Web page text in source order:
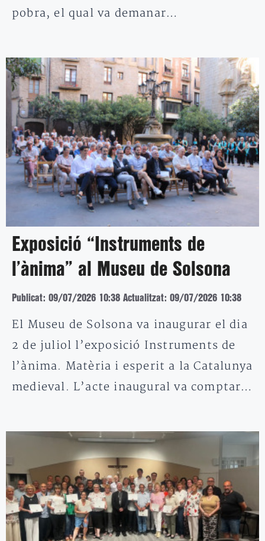
pobra, el qual va demanar…
Exposició “Instruments de
l’ànima” al Museu de Solsona
Publicat: 09/07/2026 10:38 Actualitzat: 09/07/2026 10:38
El Museu de Solsona va inaugurar el dia
2 de juliol l’exposició Instruments de
l’ànima. Matèria i esperit a la Catalunya
medieval. L’acte inaugural va comptar…